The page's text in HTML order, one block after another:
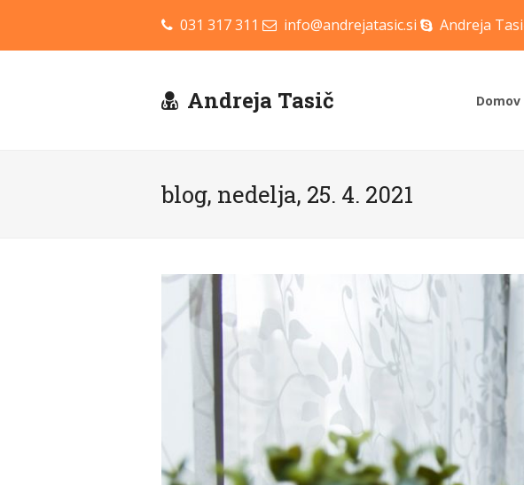
031 317 311 info@andrejatasic.si Andreja
Andreja Tasič Domov
blog, nedelja, 25. 4. 2021